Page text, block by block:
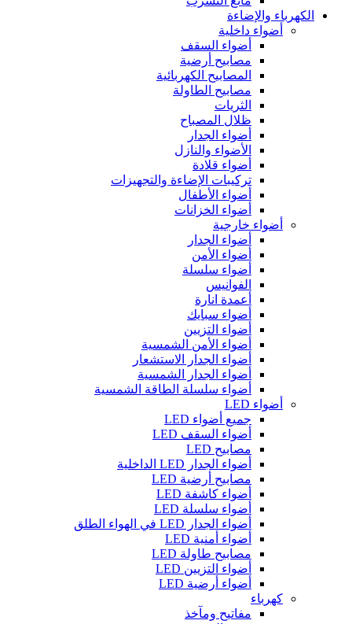
الكهرباء والإضاءة
أضواء داخلية
أضواء السقف
مصابيح أرضية
المصابيح الكهربائية
مصابيح الطاولة
الثريات
ظلال المصباح
أضواء الجدار
الأضواء والنازل
أضواء قلادة
تركيبات الإضاءة والتجهيزات
أضواء الأطفال
أضواء الخزانات
أضواء خارجية
أضواء الجدار
أضواء الأمن
أضواء سلسلة
الفوانيس
أعمدة انارة
أضواء سبايك
أضواء التزيين
أضواء الأمن الشمسية
أضواء الجدار الاستشعار
أضواء الجدار الشمسية
أضواء سلسلة الطاقة الشمسية
أضواء LED
جميع أضواء LED
أضواء السقف LED
مصابيح LED
أضواء الجدار LED الداخلية
مصابيح أرضية LED
أضواء كاشفة LED
أضواء سلسلة LED
أضواء الجدار LED في الهواء الطلق
أضواء أمنية LED
مصابيح طاولة LED
أضواء التزيين LED
أضواء أرضية LED
كهرباء
مفاتيح ومآخذ